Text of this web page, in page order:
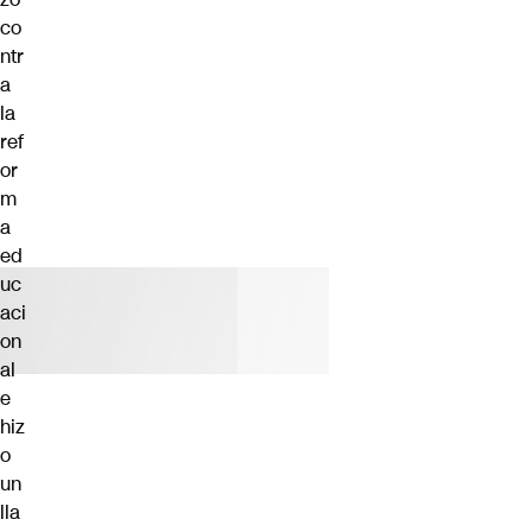
co
ntr
a
la
ref
or
m
a
ed
uc
aci
on
al
e
hiz
o
un
lla